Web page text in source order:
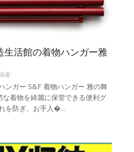
生活館の着物ハンガー雅
者:
ンガー S&F 着物ハンガー 雅の舞
着物を綺麗に保管できる便利グ
を防ぎ、お手入�...